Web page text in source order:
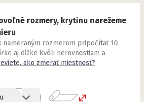
rozmery, krytinu narežeme
nameraným rozmerom pripočítať 10
aj dĺžke kvôli nerovnostiam a
ako zmerať miestnosť?